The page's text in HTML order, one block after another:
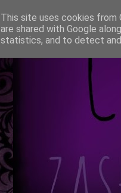
This site uses cookies from
are shared with Google
statistics, and to detect and